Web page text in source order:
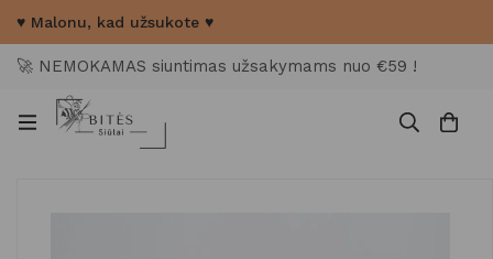
♥ Malonu, kad užsukote ♥
🚀 NEMOKAMAS siuntimas užsakymams nuo €59 !